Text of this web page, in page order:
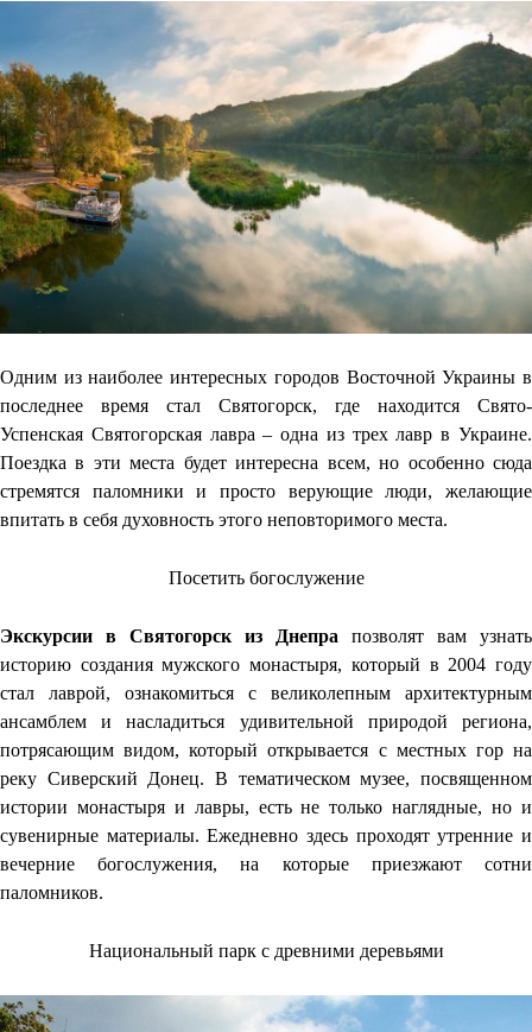
Одним из наиболее интересных городов Восточной Украины в
последнее время стал Святогорск, где находится Свято-
Успенская Святогорская лавра – одна из трех лавр в Украине.
Поездка в эти места будет интересна всем, но особенно сюда
стремятся паломники и просто верующие люди, желающие
впитать в себя духовность этого неповторимого места.
Посетить богослужение
Экскурсии в Святогорск из Днепра позволят вам узнать
историю создания мужского монастыря, который в 2004 году
стал лаврой, ознакомиться с великолепным архитектурным
ансамблем и насладиться удивительной природой региона,
потрясающим видом, который открывается с местных гор на
реку Сиверский Донец. В тематическом музее, посвященном
истории монастыря и лавры, есть не только наглядные, но и
сувенирные материалы. Ежедневно здесь проходят утренние и
вечерние богослужения, на которые приезжают сотни
паломников.
Национальный парк с древними деревьями